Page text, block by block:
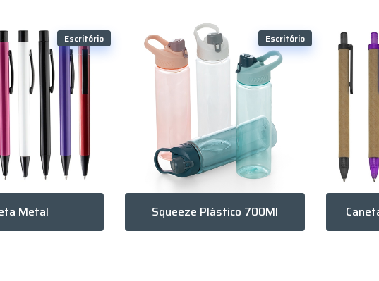
Escritório
Metal
Escritório
Squeeze Plástico 700Ml